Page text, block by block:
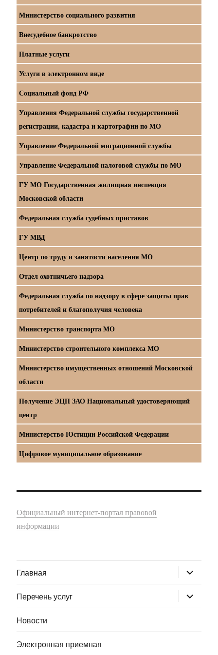
Министерство социального развития
Внесудебное банкротство
Платные услуги
Услуги в электронном виде
Социальный фонд РФ
Управления Федеральной службы государственной
регистрации, кадастра и картографии по МО
Управление Федеральной миграционной службы
Управление Федеральной налоговой службы по МО
ГУ МО Государственная жилищная инспекция
Московской области
Федеральная служба судебных приставов
ГУ МВД
Центр по труду и занятости населения МО
Отдел охотничьего надзора
Федеральная служба по надзору в сфере защиты прав
потребителей и благополучия человека
Министерство транспорта МО
Министерство строительного комплекса МО
Министерство имущественных отношений Московской
области
Получение ЭЦП ЗАО Национальный удостоверяющий
центр
Министерство Юстиции Российской Федерации
Цифровое муниципальное образование
Официальный интернет-портал правовой
информации
Главная раскрыть
дочернее
меню
Перечень услуг
раскрыть
дочернее
меню
Новости
Электронная приемная